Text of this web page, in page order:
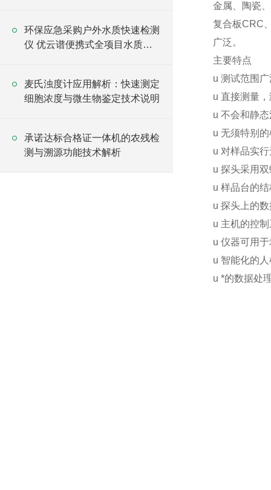
金属、陶瓷
复合板CRC
广泛。
主要特点
u 测试范围
u 直接测量
u 不会和静
u 无须特别
u 对样品实
u 探头采用
u 样品台的
u 探头上的
u 主机的控
u 仪器可用
u 智能化的
u *的数据处
环保应急采购户外水质快速检测
仪 优云谱便携式全项目水质分
麦氏浊度计应用解析：快速测定
细胞浓度与微生物鉴定技术说明
承诺达标合格证一体机的农残检
测与溯源功能技术解析